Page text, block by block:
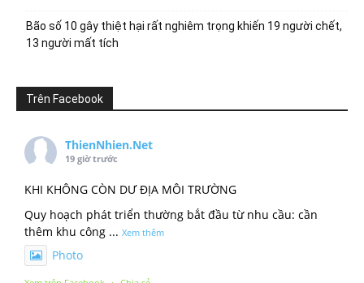
Bão số 10 gây thiệt hại rất nghiêm trọng khiến 19 người chết,
13 người mất tích
Trên Facebook
ThienNhien.Net
19 giờ trước
KHI KHÔNG CÒN DƯ ĐỊA MÔI TRƯỜNG
Quy hoạch phát triển thường bắt đầu từ nhu cầu: cần
thêm khu công ... Xem thêm
Photo